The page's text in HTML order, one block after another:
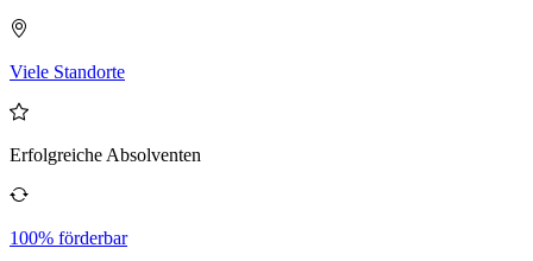
Viele Standorte
Erfolgreiche Absolventen
100% förderbar